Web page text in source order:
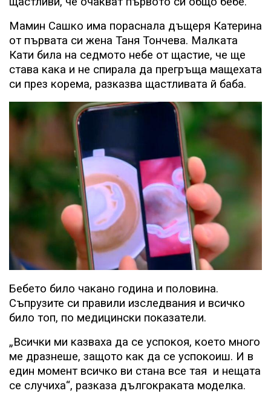
Мамин Сашко има пораснала дъщеря Катерина
от първата си жена Таня Тончева. Малката
Кати била на седмото небе от щастие, че ще
става кака и не спирала да прегръща мащехата
си през корема, разказва щастливата й баба.
Бебето било чакано година и половина.
Съпрузите си правили изследвания и всичко
било топ, по медицински показатели.
„Всички ми казваха да се успокоя, което много
ме дразнеше, защото как да се успокоиш. И в
един момент всичко ви стана все тая и нещата
се случиха“, разказа дългокраката моделка.